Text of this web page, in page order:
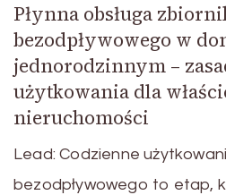
Płynna obsługa
bezodpływowego w
jednorodzinnym –
użytkowania dla
nieruchomości
Lead: Codzienne
bezodpływowego to etap,